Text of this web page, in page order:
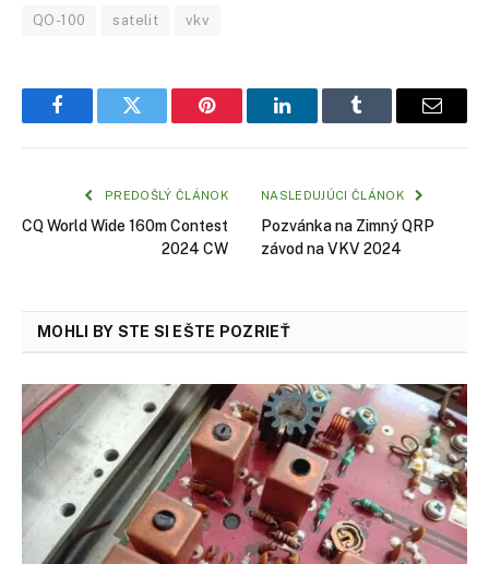
QO-100 satelit vkv
FacebookTwitter Pinterest LinkedInTumblr Email
PREDOŠLÝ ČLÁNOK
CQ World Wide 160m Contest
2024 CW
NASLEDUJÚCI ČLÁNOK
Pozvánka na Zimný QRP
závod na VKV 2024
MOHLI BY STE SI EŠTE POZRIEŤ